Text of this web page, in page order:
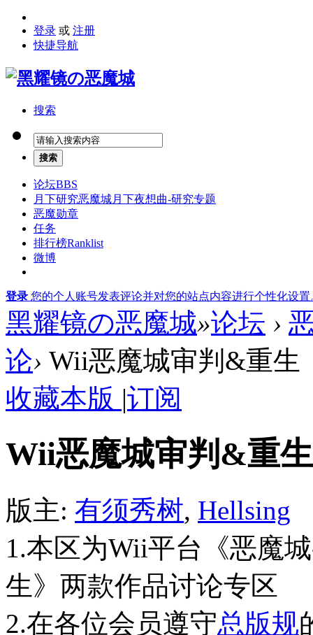
登录 或 注册
快捷导航
搜索
搜索
论坛BBS
月下研究恶魔城月下夜想曲-研究专题
恶魔勋章
任务
排行榜Ranklist
微博
登录 您的个人账号发表评论并对您的站点内容进行个性化设置
黑耀镜の恶魔城»论坛 ›
论› Wii恶魔城审判&重生
收藏本版 |订阅
Wii恶魔城审判&重生
版主: 有须秀树, Hellsing
1.本区为Wii平台《恶魔
生》两款作品讨论专区
2.在各位会员遵守总版规